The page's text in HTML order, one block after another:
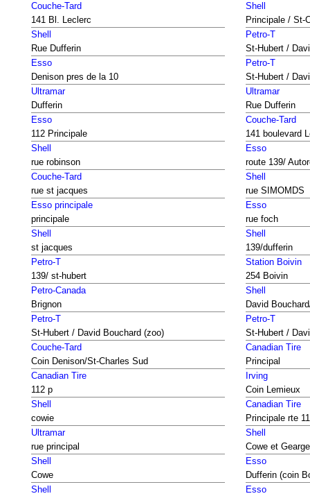
Couche-Tard
141 Bl. Leclerc
Shell
Principale / St-
Shell
Rue Dufferin
Petro-T
St-Hubert /
Esso
Denison pres de la 10
Petro-T
St-Hubert /
Ultramar
Dufferin
Ultramar
Rue Dufferin
Esso
112 Principale
Couche-Tard
141 boulevard
Shell
rue robinson
Esso
route 139/
Couche-Tard
rue st jacques
Shell
rue SIMOMDS
Esso principale
principale
Esso
rue foch
Shell
st jacques
Shell
139/dufferin
Petro-T
139/ st-hubert
Station Boivin
254 Boivin
Petro-Canada
Brignon
Shell
David
Petro-T
St-Hubert / David Bouchard (zoo)
Petro-T
St-Hubert /
Couche-Tard
Coin Denison/St-Charles Sud
Canadian Tire
Principal
Canadian Tire
112 p
Irving
Coin Lemieux
Shell
cowie
Canadian Tire
Principale rte
Ultramar
rue principal
Shell
Cowe et
Shell
Cowe
Esso
Dufferin (coin
Shell
Esso